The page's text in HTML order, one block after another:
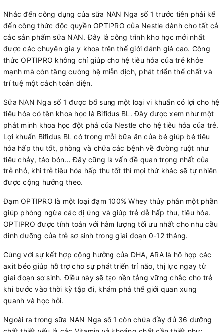
Nhắc đến công dụng của sữa NAN Nga số 1 trước tiên phải kể
đến công thức độc quyền OPTIPRO của Nestle dành cho tất cả
các sản phẩm sữa NAN. Đây là công trình kho học mới nhất
được các chuyên gia y khoa trên thế giới đánh giá cao. Công
thức OPTIPRO không chỉ giúp cho hệ tiêu hóa của trẻ khỏe
mạnh mà còn tăng cường hệ miễn dịch, phát triển thể chất và
trí tuệ một cách toàn diện.
Sữa NAN Nga số 1 được bổ sung một loại vi khuẩn có lợi cho hệ
tiêu hóa có tên khoa học là Bifidus BL. Đây được xem như một
phát minh khoa học đột phá của Nestle cho hệ tiêu hóa của trẻ.
Lợi khuẩn Bifidus BL có trong mỗi bữa ăn của bé giúp bé tiêu
hóa hấp thu tốt, phòng và chữa các bệnh về đường ruột như
tiêu chảy, táo bón… Đây cũng là vấn đề quan trọng nhất của
trẻ nhỏ, khi trẻ tiêu hóa hấp thu tốt thì mọi thứ khác sẽ tự nhiên
được cộng hưởng theo.
Đạm OPTIPRO là một loại đạm 100% Whey thủy phân một phần
giúp phòng ngừa các dị ứng và giúp trẻ dễ hấp thu, tiêu hóa.
OPTIPRO được tính toán với hàm lượng tối ưu nhất cho nhu cầu
dinh dưỡng của trẻ sơ sinh trong giai đoạn 0-12 tháng.
Cùng với sự kết hợp cộng hưởng của DHA, ARA là hõ hợp các
axit béo giúp hỗ trợ cho sự phát triển trí não, thị lực ngay từ
giai đoạn sơ sinh. Điều này sẽ tạo nền tảng vững chắc cho trẻ
khi bước vào thời kỳ tập đi, khám phá thế giới quan xung
quanh và học hỏi.
Ngoài ra trong sữa NAN Nga số 1 còn chứa đầy đủ 36 dưỡng